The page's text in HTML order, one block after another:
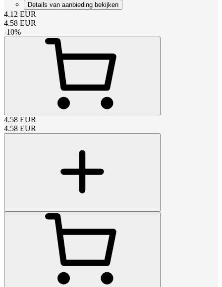
Details van aanbieding bekijken
4.12 EUR
4.58 EUR
-10%
4.58 EUR
4.58 EUR